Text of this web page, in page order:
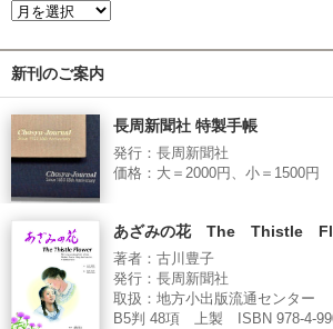
新刊のご案内
長周新聞社 特製手帳
発行：長周新聞社
価格：大＝2000円、小＝1500円
あざみの花 The Thistle
著者：古川豊子
発行：長周新聞社
取扱：地方小出版流通センター
B5判 48項 上製 ISBN 978-4-